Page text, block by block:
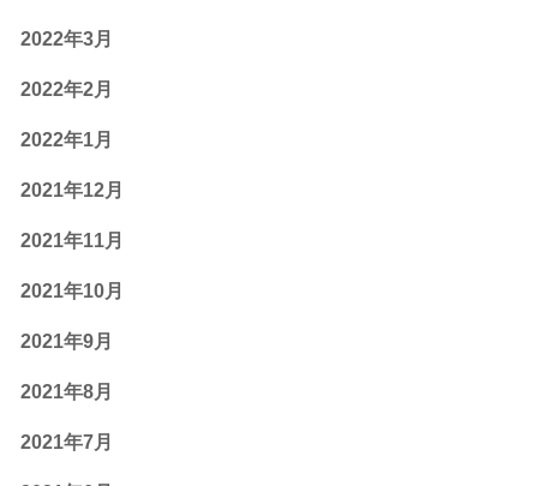
2022年3月
2022年2月
2022年1月
2021年12月
2021年11月
2021年10月
2021年9月
2021年8月
2021年7月